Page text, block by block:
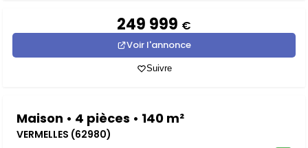
249 999 €
Voir l'annonce
Suivre
Maison • 4 pièces • 140 m²
VERMELLES (62980)